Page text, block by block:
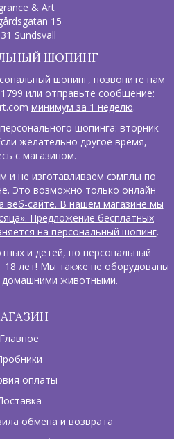
& Art
15
Sundsvall
ШОПИНГ
шопинг, позвоните нам
или отправьте сообщение:
минимум за 1 неделю.
шопинга: вторник –
желательно другое время,
с магазином.
и не изготавливаем сэмплы по
Это возможно только онлайн
веб-сайте. В нашем магазине мы
Предложение бесплатных
на персональный шопинг.
и детей, но персональный
18 лет! Мы также не оборудованы
домашними животными.
Главное
оплаты
обмена и возврата